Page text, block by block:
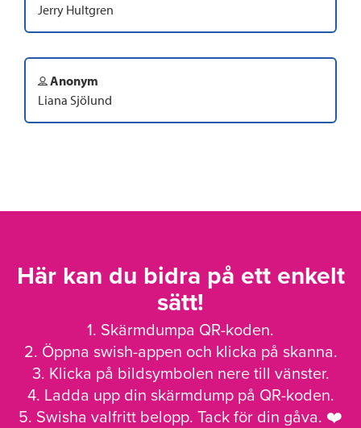
Jerry Hultgren
Anonym
Liana Sjölund
Här kan du bidra på ett enkelt
sätt!
1. Skärmdumpa QR-koden.
2. Öppna swish-appen och klicka på skanna.
3. Klicka på bildsymbolen nere till vänster.
4. Ladda upp din skärmdump på QR-koden.
5. Swisha valfritt belopp. Tack för din gåva. ❤️